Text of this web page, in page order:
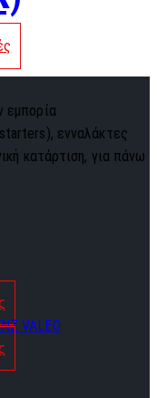
εμπορία
ενναλάκτες
κατάρτιση, για πάνω
VALEO